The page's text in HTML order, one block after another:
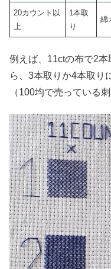
20カウント以
上
1本取
り
綿
例えば、11ctの布で2
ら、3本取りか4本取り
（100均で売っている